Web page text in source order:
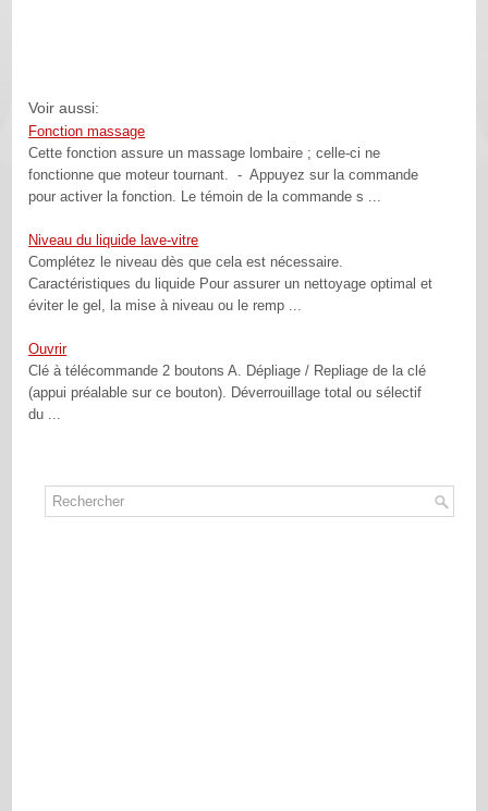
Voir aussi:
Fonction massage
Cette fonction assure un massage lombaire ; celle-ci ne
fonctionne que moteur tournant. - Appuyez sur la commande
pour activer la fonction. Le témoin de la commande s ...
Niveau du liquide lave-vitre
Complétez le niveau dès que cela est nécessaire.
Caractéristiques du liquide Pour assurer un nettoyage optimal et
éviter le gel, la mise à niveau ou le remp ...
Ouvrir
Clé à télécommande 2 boutons A. Dépliage / Repliage de la clé
(appui préalable sur ce bouton). Déverrouillage total ou sélectif
du ...